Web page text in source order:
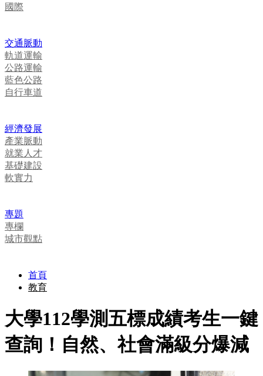
國際
交通脈動
軌道運輸
公路運輸
藍色公路
自行車道
經濟發展
產業脈動
就業人才
基礎建設
軟實力
專題
專欄
城市觀點
首頁
教育
大學112學測五標成績考生一鍵
查詢！自然、社會滿級分爆減